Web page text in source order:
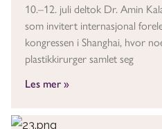
10.–12. juli deltok Dr. Amin
som invitert internasjonal
kongressen i Shanghai, hvor
plastikkirurger samlet seg
Les mer »